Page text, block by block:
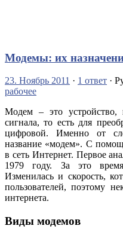
Модемы: их
23. Ноябрь 2011 · 1 ответ ·
рабочее
Модем – это устройство,
сигнала, то есть для
цифровой. Именно от
название «модем». С
в сеть Интернет. Первое
1979 году. За это
Изменилась и скорость,
пользователей, поэтому
интернета.
Виды модемов